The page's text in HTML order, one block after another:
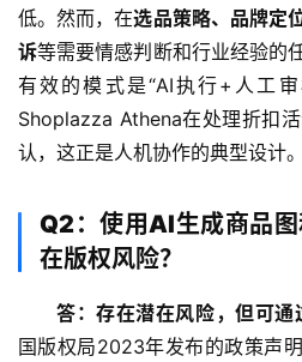
全
球
金
融
牌
照
问
答
低。然而，在选品策略、品牌定
诉等需要情感判断和行业经验的
有效的模式是“AI执行+人工
Shoplazza Athena在处理折扣
认，这正是人机协作的典型设计。
Q2：使用AI生成商品
在版权风险？
答：存在潜在风险，但可通
国版权局2023年发布的政策声